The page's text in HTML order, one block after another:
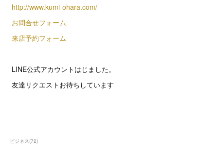
http://www.kumi-ohara.com/
お問合せフォーム
来店予約フォーム
LINE公式アカウントはじました。
友達リクエストお待ちしています
ビジネス(72)